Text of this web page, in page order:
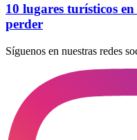
10 lugares turísticos
perder
Síguenos en nuestras redes